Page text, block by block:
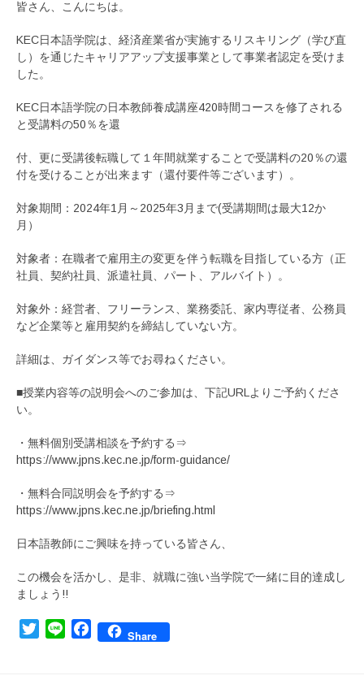
皆さん、こんにちは。
KEC日本語学院は、経済産業省が実施するリスキリング（学び直
し）を通じたキャリアアップ支援事業として事業者認定を受けま
した。
KEC日本語学院の日本教師養成講座420時間コースを修了される
と受講料の50％を還
付、更に受講後転職して１年間就業することで受講料の20％の還
付を受けることが出来ます（還付要件等ございます）。
対象期間：2024年1月～2025年3月まで(受講期間は最大12か
月）
対象者：在職者で雇用主の変更を伴う転職を目指している方（正
社員、契約社員、派遣社員、パート、アルバイト）。
対象外：経営者、フリーランス、業務委託、家内専従者、公務員
など企業等と雇用契約を締結していない方。
詳細は、ガイダンス等でお尋ねください。
■授業内容等の説明会へのご参加は、下記URLよりご予約くださ
い。
・無料個別受講相談を予約する⇒
https://www.jpns.kec.ne.jp/form-guidance/
・無料合同説明会を予約する⇒
https://www.jpns.kec.ne.jp/briefing.html
日本語教師にご興味を持っている皆さん、
この機会を活かし、是非、就職に強い当学院で一緒に目的達成し
ましょう!!
TwitterLine FacebookShare